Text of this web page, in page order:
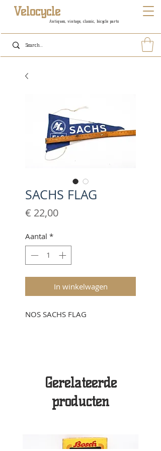
Antiques, vintage, classic, bicycle parts
Velocycle
SACHS FLAG
€ 22,00Prijs
Aantal *
In winkelwagen
NOS SACHS FLAG
Gerelateerde
producten